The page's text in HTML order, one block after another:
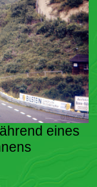
eines